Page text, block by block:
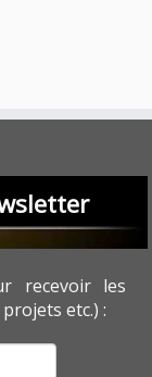
recevoir les
etc.) :